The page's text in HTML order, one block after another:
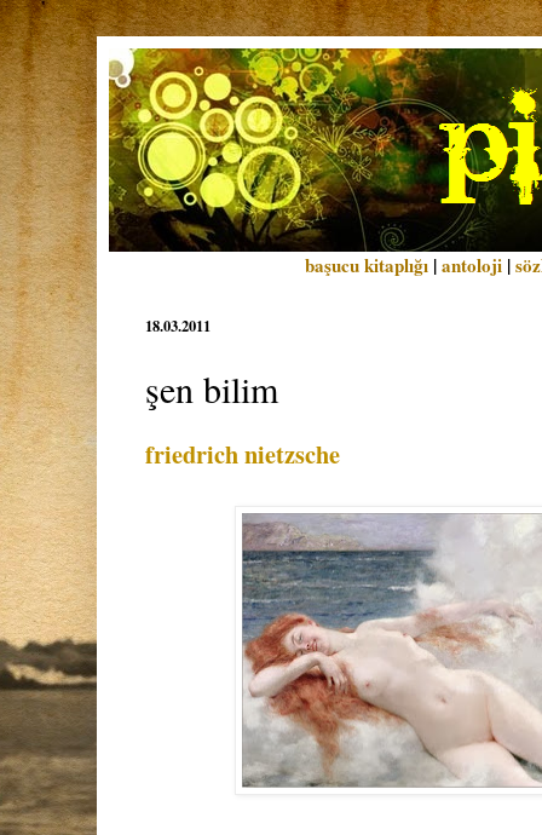
başucu kitaplığı |antoloji |
18.03.2011
şen bilim
friedrich nietzsche